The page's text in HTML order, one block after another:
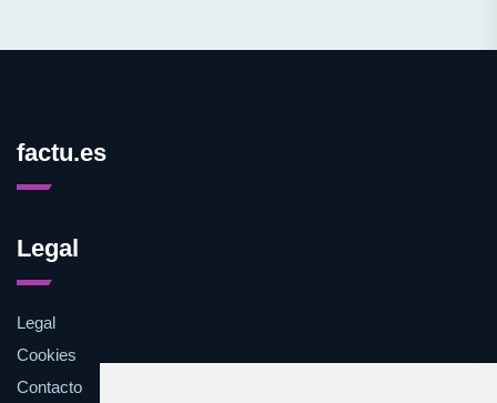
factu.es
Legal
Legal
Cookies
Contacto